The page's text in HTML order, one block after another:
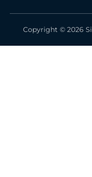
Copyright © 2026